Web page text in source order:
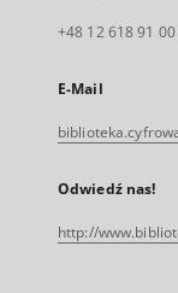
+48 12 618 91 00
E-Mail
Odwiedź nas!
http://